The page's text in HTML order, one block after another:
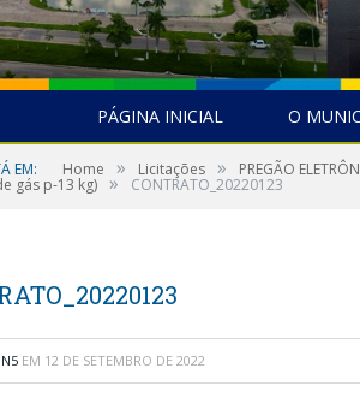
PÁGINA INICIAL O
EM: Home » Licitações » PREGÃO
gás p-13 kg) » CONTRATO_20220123
EM 12 DE SETEMBRO DE 2022